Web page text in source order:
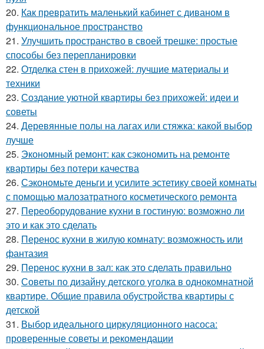
20. Как превратить маленький кабинет с диваном в
функциональное пространство
21. Улучшить пространство в своей трешке: простые
способы без перепланировки
22. Отделка стен в прихожей: лучшие материалы и
техники
23. Создание уютной квартиры без прихожей: идеи и
советы
24. Деревянные полы на лагах или стяжка: какой выбор
лучше
25. Экономный ремонт: как сэкономить на ремонте
квартиры без потери качества
26. Сэкономьте деньги и усилите эстетику своей комнаты
с помощью малозатратного косметического ремонта
27. Переоборудование кухни в гостиную: возможно ли
это и как это сделать
28. Перенос кухни в жилую комнату: возможность или
фантазия
29. Перенос кухни в зал: как это сделать правильно
30. Советы по дизайну детского уголка в однокомнатной
квартире. Общие правила обустройства квартиры с
детской
31. Выбор идеального циркуляционного насоса:
проверенные советы и рекомендации